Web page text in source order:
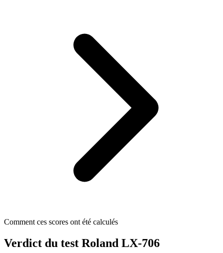
Comment ces scores ont été calculés
Verdict du test Roland LX-706